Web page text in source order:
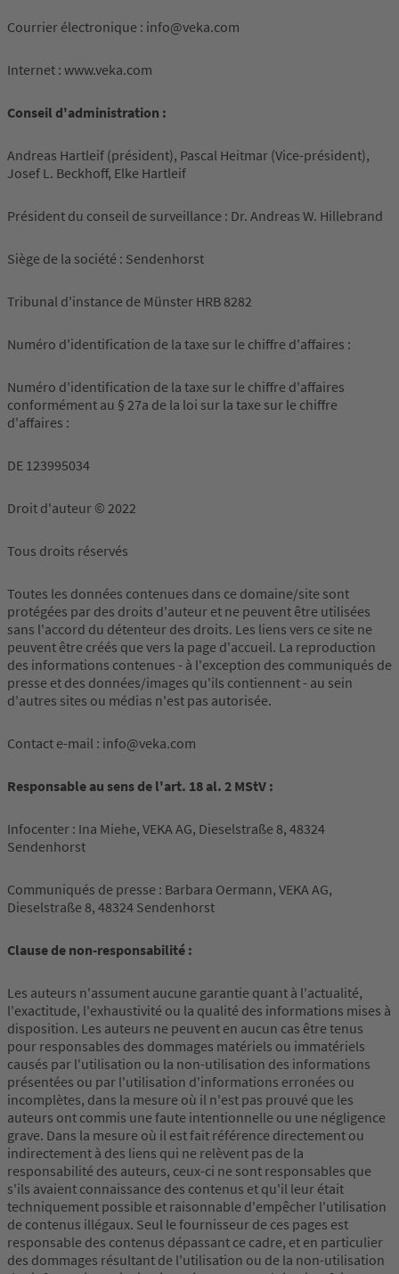
Courrier électronique : info@veka.com
Internet : www.veka.com
Conseil d'administration :
Andreas Hartleif (président), Pascal Heitmar (Vice-président),
Josef L. Beckhoff, Elke Hartleif
Président du conseil de surveillance : Dr. Andreas W. Hillebrand
Siège de la société : Sendenhorst
Tribunal d'instance de Münster HRB 8282
Numéro d'identification de la taxe sur le chiffre d'affaires :
Numéro d'identification de la taxe sur le chiffre d'affaires
conformément au § 27a de la loi sur la taxe sur le chiffre
d'affaires :
DE 123995034
Droit d'auteur © 2022
Tous droits réservés
Toutes les données contenues dans ce domaine/site sont
protégées par des droits d'auteur et ne peuvent être utilisées
sans l'accord du détenteur des droits. Les liens vers ce site ne
peuvent être créés que vers la page d'accueil. La reproduction
des informations contenues - à l'exception des communiqués de
presse et des données/images qu'ils contiennent - au sein
d'autres sites ou médias n'est pas autorisée.
Contact e-mail : info@veka.com
Responsable au sens de l'art. 18 al. 2 MStV :
Infocenter : Ina Miehe, VEKA AG, Dieselstraße 8, 48324
Sendenhorst
Communiqués de presse : Barbara Oermann, VEKA AG,
Dieselstraße 8, 48324 Sendenhorst
Clause de non-responsabilité :
Les auteurs n'assument aucune garantie quant à l'actualité,
l'exactitude, l'exhaustivité ou la qualité des informations mises à
disposition. Les auteurs ne peuvent en aucun cas être tenus
pour responsables des dommages matériels ou immatériels
causés par l'utilisation ou la non-utilisation des informations
présentées ou par l'utilisation d'informations erronées ou
incomplètes, dans la mesure où il n'est pas prouvé que les
auteurs ont commis une faute intentionnelle ou une négligence
grave. Dans la mesure où il est fait référence directement ou
indirectement à des liens qui ne relèvent pas de la
responsabilité des auteurs, ceux-ci ne sont responsables que
s'ils avaient connaissance des contenus et qu'il leur était
techniquement possible et raisonnable d'empêcher l'utilisation
de contenus illégaux. Seul le fournisseur de ces pages est
responsable des contenus dépassant ce cadre, et en particulier
des dommages résultant de l'utilisation ou de la non-utilisation